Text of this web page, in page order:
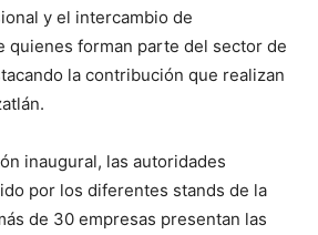
y el intercambio de
quienes forman parte del sector de
la contribución que realizan
inaugural, las autoridades
por los diferentes stands de la
de 30 empresas presentan las